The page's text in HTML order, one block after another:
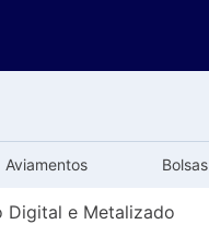
Aviamentos Bolsas
Digital e Metalizado